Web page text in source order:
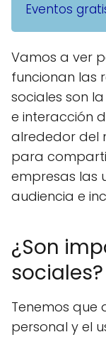
Eventos
Vamos a ver
funcionan las
sociales son
e interacción
alrededor del
para
empresas las
audiencia e
¿Son
sociales?
Tenemos que
personal y el